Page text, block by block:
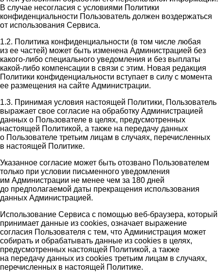
В случае несогласия с условиями Политики
конфиденциальности Пользователь должен воздержаться
от использования Сервиса.
1.2. Политика конфиденциальности (в том числе любая
из ее частей) может быть изменена Администрацией без
какого-либо специального уведомления и без выплаты
какой-либо компенсации в связи с этим. Новая редакция
Политики конфиденциальности вступает в силу с момента
ее размещения на сайте Администрации.
1.3. Принимая условия настоящей Политики, Пользователь
выражает свое согласие на обработку Администрацией
данных о Пользователе в целях, предусмотренных
настоящей Политикой, а также на передачу данных
о Пользователе третьим лицам в случаях, перечисленных
в настоящей Политике.
Указанное согласие может быть отозвано Пользователем
только при условии письменного уведомления
им Администрации не менее чем за 180 дней
до предполагаемой даты прекращения использования
данных Администрацией.
Использование Сервиса с помощью веб-браузера, который
принимает данные из cookies, означает выражение
согласия Пользователя с тем, что Администрация может
собирать и обрабатывать данные из cookies в целях,
предусмотренных настоящей Политикой, а также
на передачу данных из cookies третьим лицам в случаях,
перечисленных в настоящей Политике.